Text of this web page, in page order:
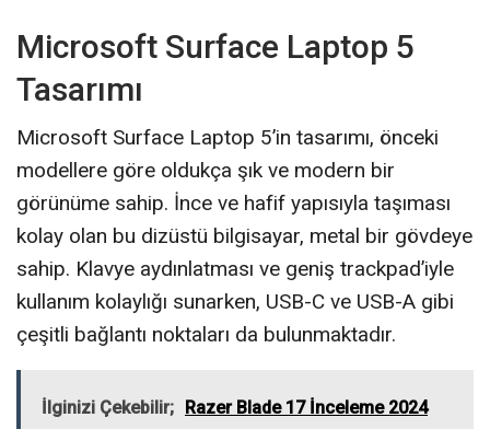
Microsoft Surface Laptop 5
Tasarımı
Microsoft Surface Laptop 5’in tasarımı, önceki
modellere göre oldukça şık ve modern bir
görünüme sahip. İnce ve hafif yapısıyla taşıması
kolay olan bu dizüstü bilgisayar, metal bir gövdeye
sahip. Klavye aydınlatması ve geniş trackpad’iyle
kullanım kolaylığı sunarken, USB-C ve USB-A gibi
çeşitli bağlantı noktaları da bulunmaktadır.
İlginizi Çekebilir; Razer Blade 17 İnceleme 2024